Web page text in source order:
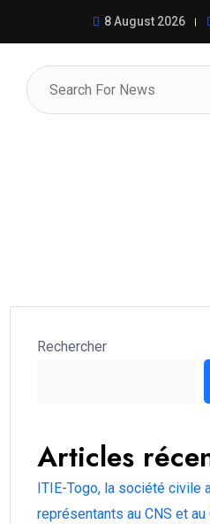
redynamisent la coopération
8 August 2026
Rechercher
Articles
ITIE-Togo, la société civile
représentants au CNS et au